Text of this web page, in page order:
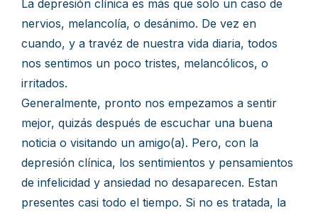
La depresión clínica es más que solo un caso de
nervios, melancolía, o desánimo. De vez en
cuando, y a travéz de nuestra vida diaria, todos
nos sentimos un poco tristes, melancólicos, o
irritados.
Generalmente, pronto nos empezamos a sentir
mejor, quizás después de escuchar una buena
noticia o visitando un amigo(a). Pero, con la
depresión clínica, los sentimientos y pensamientos
de infelicidad y ansiedad no desaparecen. Estan
presentes casi todo el tiempo. Si no es tratada, la